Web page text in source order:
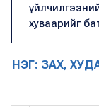
хуваарийг
НЭГ: ЗАХ,